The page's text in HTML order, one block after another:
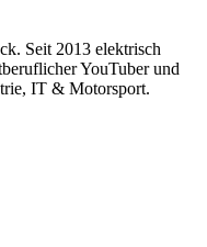
Seit 2013 elektrisch
YouTuber und
IT & Motorsport.